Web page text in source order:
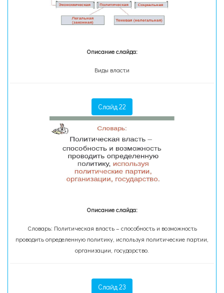
Описание слайда:
Виды власти
Слайд 22
Описание слайда:
Словарь: Политическая власть – способность и возможность
проводить определенную политику, используя политические партии,
организации, государство.
Слайд 23